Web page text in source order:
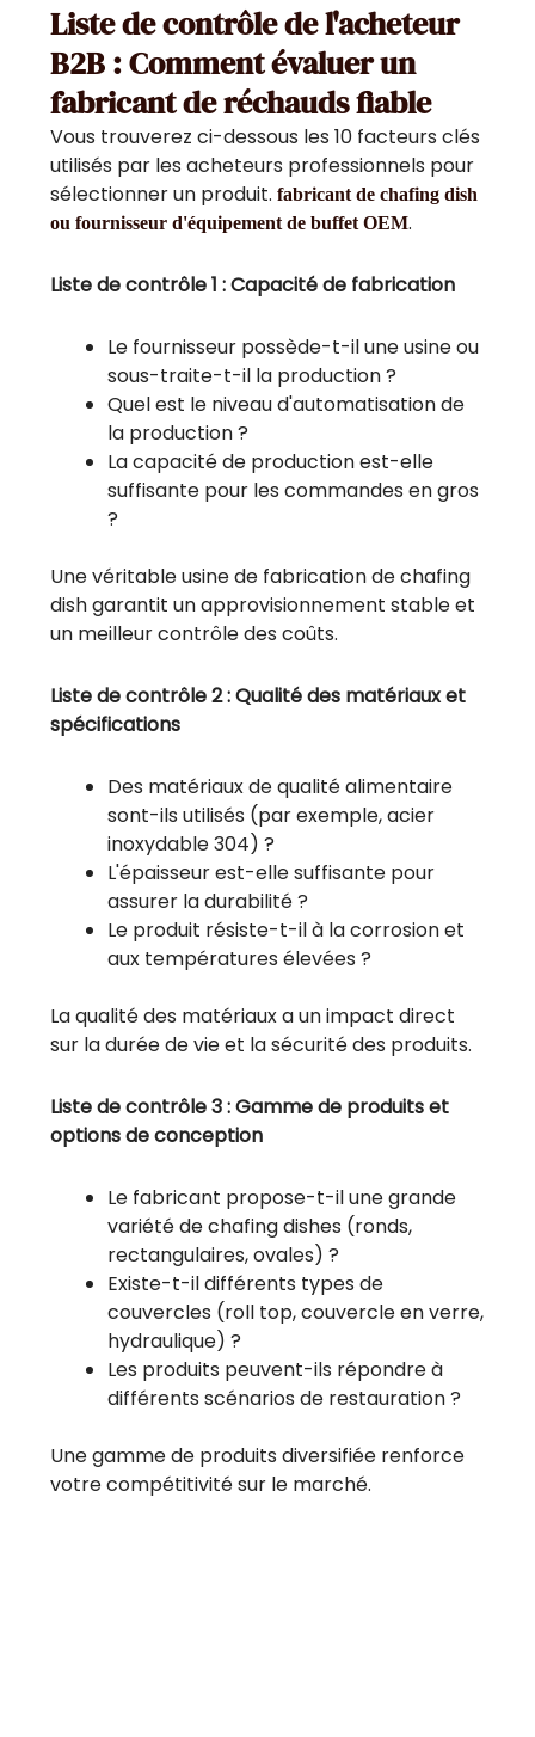
Liste de contrôle de l'acheteur
B2B : Comment évaluer un
fabricant de réchauds fiable
Vous trouverez ci-dessous les 10 facteurs clés
utilisés par les acheteurs professionnels pour
sélectionner un produit.fabricant de chafing dish
ou fournisseur d'équipement de buffet OEM.
Liste de contrôle 1 : Capacité de fabrication
Le fournisseur possède-t-il une usine ou
sous-traite-t-il la production ?
Quel est le niveau d'automatisation de
la production ?
La capacité de production est-elle
suffisante pour les commandes en gros
?
Une véritable usine de fabrication de chafing
dish garantit un approvisionnement stable et
un meilleur contrôle des coûts.
Liste de contrôle 2 : Qualité des matériaux et
spécifications
Des matériaux de qualité alimentaire
sont-ils utilisés (par exemple, acier
inoxydable 304) ?
L'épaisseur est-elle suffisante pour
assurer la durabilité ?
Le produit résiste-t-il à la corrosion et
aux températures élevées ?
La qualité des matériaux a un impact direct
sur la durée de vie et la sécurité des produits.
Liste de contrôle 3 : Gamme de produits et
options de conception
Le fabricant propose-t-il une grande
variété de chafing dishes (ronds,
rectangulaires, ovales) ?
Existe-t-il différents types de
couvercles (roll top, couvercle en verre,
hydraulique) ?
Les produits peuvent-ils répondre à
différents scénarios de restauration ?
Une gamme de produits diversifiée renforce
votre compétitivité sur le marché.